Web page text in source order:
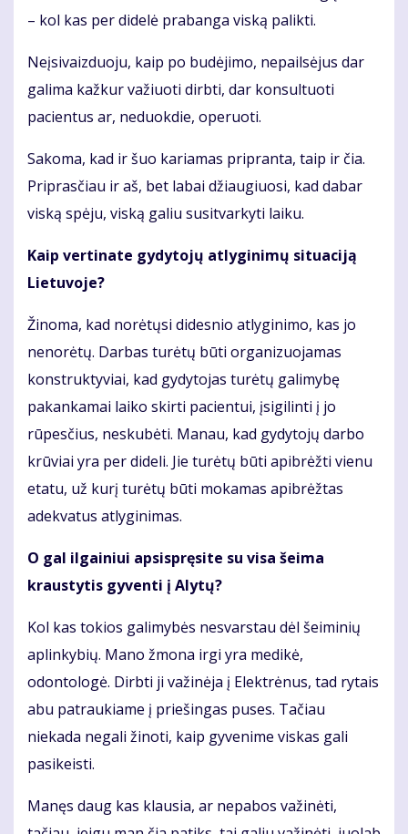
– kol kas per didelė prabanga viską palikti.
Neįsivaizduoju, kaip po budėjimo, nepailsėjus dar
galima kažkur važiuoti dirbti, dar konsultuoti
pacientus ar, neduokdie, operuoti.
Sakoma, kad ir šuo kariamas pripranta, taip ir čia.
Priprasčiau ir aš, bet labai džiaugiuosi, kad dabar
viską spėju, viską galiu susitvarkyti laiku.
Kaip vertinate gydytojų atlyginimų situaciją
Lietuvoje?
Žinoma, kad norėtųsi didesnio atlyginimo, kas jo
nenorėtų. Darbas turėtų būti organizuojamas
konstruktyviai, kad gydytojas turėtų galimybę
pakankamai laiko skirti pacientui, įsigilinti į jo
rūpesčius, neskubėti. Manau, kad gydytojų darbo
krūviai yra per dideli. Jie turėtų būti apibrėžti vienu
etatu, už kurį turėtų būti mokamas apibrėžtas
adekvatus atlyginimas.
O gal ilgainiui apsispręsite su visa šeima
kraustytis gyventi į Alytų?
Kol kas tokios galimybės nesvarstau dėl šeiminių
aplinkybių. Mano žmona irgi yra medikė,
odontologė. Dirbti ji važinėja į Elektrėnus, tad rytais
abu patraukiame į priešingas puses. Tačiau
niekada negali žinoti, kaip gyvenime viskas gali
pasikeisti.
Manęs daug kas klausia, ar nepabos važinėti,